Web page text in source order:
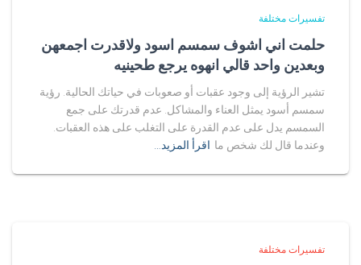
تفسيرات مختلفة
حلمت اني اشوف سمسم اسود ولاقدرت اجمعهن
وبعدين واحد قالي انهوه يرجع طحينيه
تشير الرؤية إلى وجود عقبات أو صعوبات في حياتك الحالية. رؤية
سمسم أسود يمثل العناء والمشاكل. عدم قدرتك على جمع
السمسم يدل على عدم القدرة على التغلب على هذه العقبات.
وعندما قال لك شخص ما اقرأ المزيد…
تفسيرات مختلفة